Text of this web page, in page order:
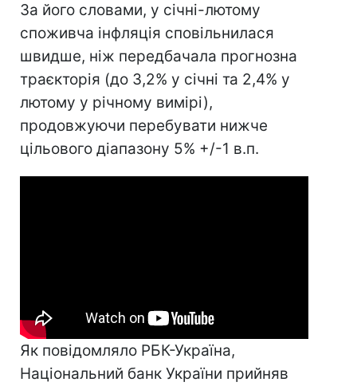
За його словами, у січні-лютому
споживча інфляція сповільнилася
швидше, ніж передбачала прогнозна
траєкторія (до 3,2% у січні та 2,4% у
лютому у річному вимірі),
продовжуючи перебувати нижче
цільового діапазону 5% +/-1 в.п.
Як повідомляло РБК-Україна,
Національний банк України прийняв